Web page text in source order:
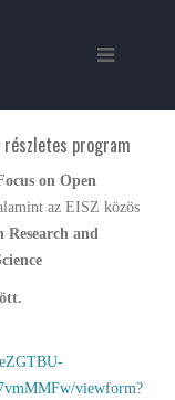
részletes program
on Open
az EISZ közös
Research and
viewform?